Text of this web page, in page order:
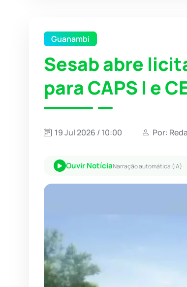
Guanambi
Sesab abre
para CAPS I e
19 Jul 2026 / 10:00 Por:
Ouvir NotíciaNarração automática (IA)